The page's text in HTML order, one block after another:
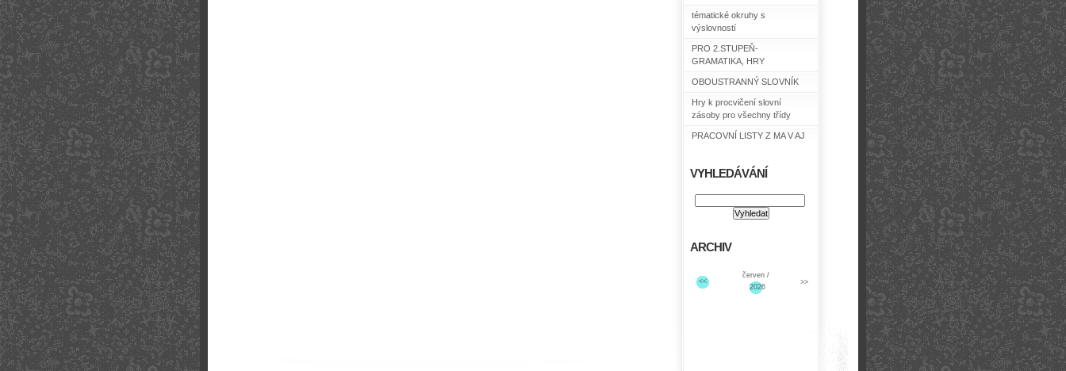
tématické okruhy s
výslovností
PRO 2.STUPEŇ-
GRAMATIKA, HRY
OBOUSTRANNÝ SLOVNÍK
Hry k procvičení slovní
zásoby pro všechny třídy
PRACOVNÍ LISTY Z MA V AJ
VYHLEDÁVÁNÍ
ARCHIV
<<
červen /
2026
>>